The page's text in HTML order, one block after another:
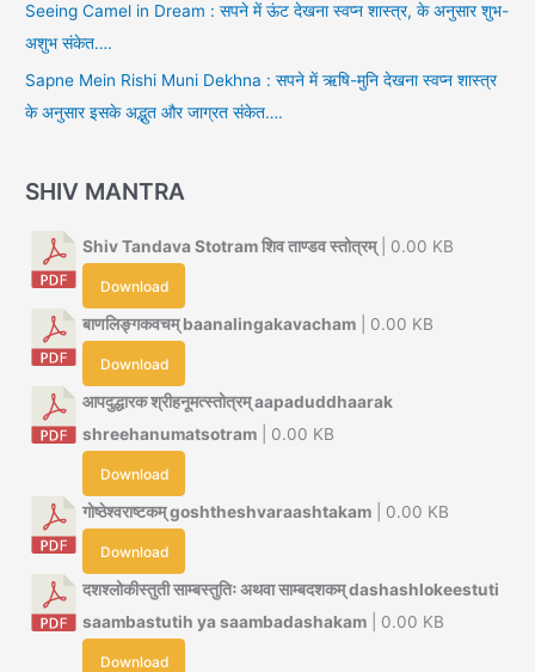
Seeing Camel in Dream : सपने में ऊंट देखना स्वप्न शास्त्र, के अनुसार शुभ-
अशुभ संकेत….
Sapne Mein Rishi Muni Dekhna : सपने में ऋषि-मुनि देखना स्वप्न शास्त्र
के अनुसार इसके अद्भुत और जाग्रत संकेत….
SHIV MANTRA
Shiv Tandava Stotram शिव ताण्डव स्तोत्रम्| 0.00 KB
Download
बाणलिङ्गकवचम् baanalingakavacham | 0.00 KB
Download
आपदुद्धारक श्रीहनूमत्स्तोत्रम् aapaduddhaarak
shreehanumatsotram | 0.00 KB
Download
गोष्ठेश्वराष्टकम् goshtheshvaraashtakam | 0.00 KB
Download
दशश्लोकीस्तुती साम्बस्तुतिः अथवा साम्बदशकम् dashashlokeestuti
saambastutih ya saambadashakam | 0.00 KB
Download